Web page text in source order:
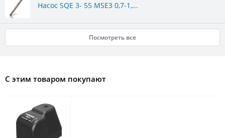
Насос SQE 3- 55 MSE3 0,7-1,...
Посмотреть все
С этим товаром покупают